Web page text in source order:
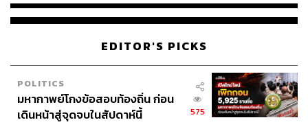
การเพิ่มสวัสดิการเพื่อสนับสนุนให้เกิดความต้องการใช้
จ่ายเพิ่มขึ้นเพื่อลดอัตราการเก็บออมของครัวเรือน โดย
ระบุว่าจะมีการพัฒนาสวัสดิการสุขภาพและการดูแล
แนวทางในการผลักดันด้านอื่นๆ เช่น แนวโน้มการ
สนับสนุนการขยายแผน Visa-Free ให้กับประเทศต่างๆ
EDITOR'S PICKS
POLITICS
มหากาพย์โกงข้อสอบท้องถิ่น ก่อน
เดินหน้าสู่จุดจบในสัปดาห์นี้
575